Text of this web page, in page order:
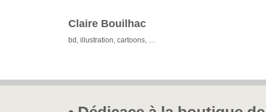
Claire Bouilhac
bd, illustration, cartoons, …